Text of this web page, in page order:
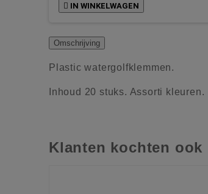
 IN WINKELWAGEN
Omschrijving
Plastic watergolfklemmen.
Inhoud 20 stuks. Assorti kleuren.
Klanten kochten ook